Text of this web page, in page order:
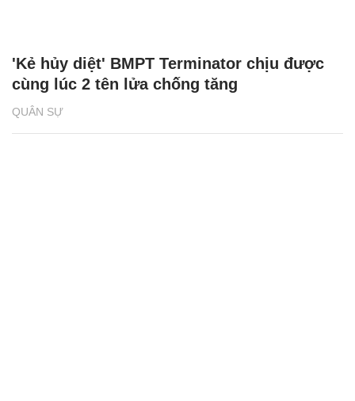
QUÂN SỰ
'Kẻ hủy diệt' BMPT Terminator chịu được
cùng lúc 2 tên lửa chống tăng